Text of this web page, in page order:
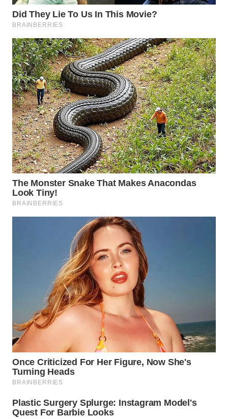
WAHANA
WAHANA
INFRASTRUKTUR
WAHANA
KONSUMEN
WAHANA
LISTRIK
WAHANA
TRAVEL
WAHANANEWS
CO ID
WAHANANEWS
NET
WAHANA
SPORT
WAHANA
UMKM